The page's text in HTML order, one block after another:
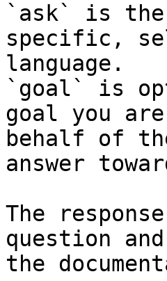
`ask` is the
specific,
language.
`goal` is
goal you
behalf of
answer
The
question
the